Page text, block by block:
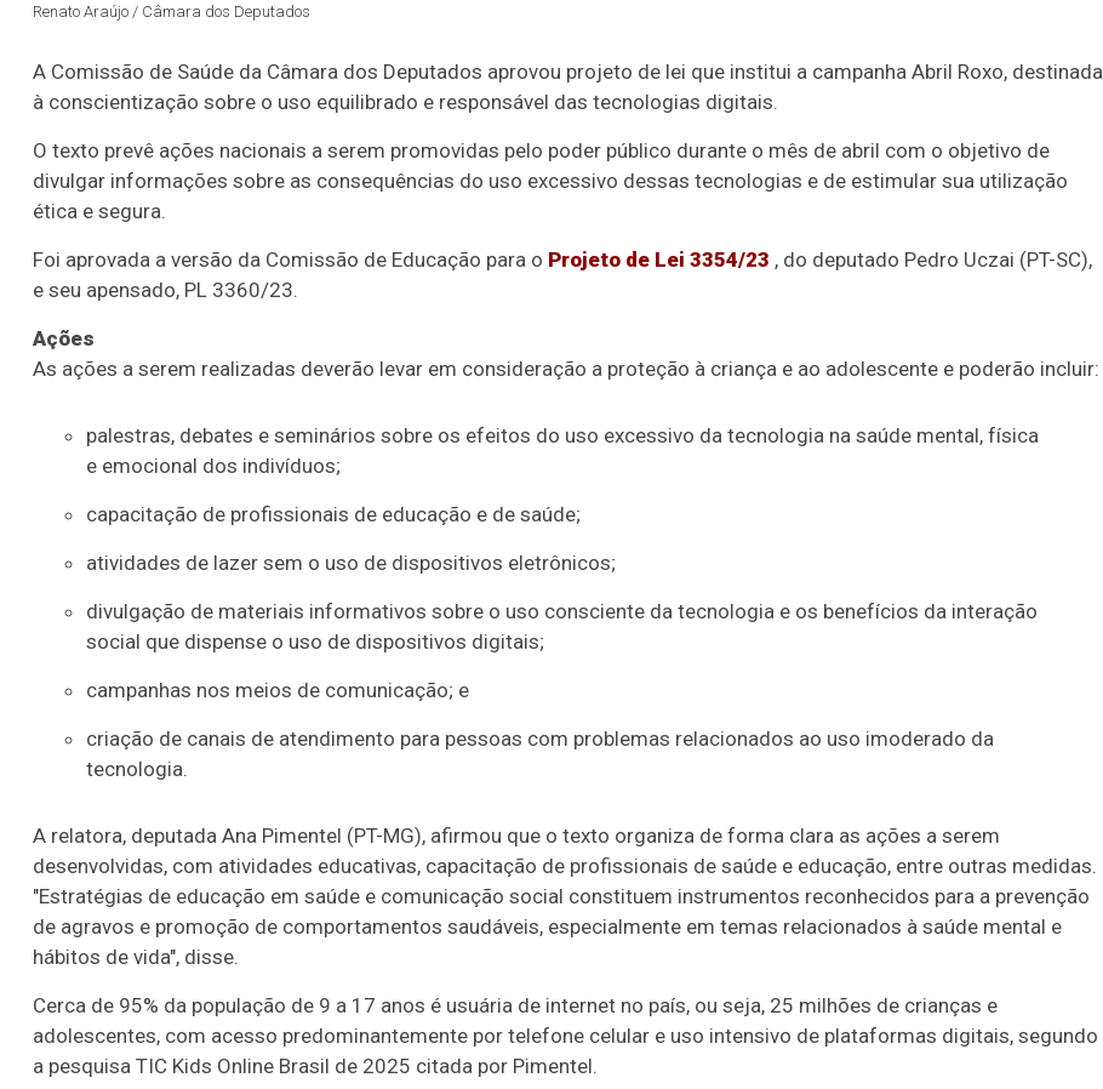
Renato Araújo / Câmara dos Deputados
A Comissão de Saúde da Câmara dos Deputados aprovou projeto de lei que institui a campanha Abril Roxo, destinada
à conscientização sobre o uso equilibrado e responsável das tecnologias digitais.
O texto prevê ações nacionais a serem promovidas pelo poder público durante o mês de abril com o objetivo de
divulgar informações sobre as consequências do uso excessivo dessas tecnologias e de estimular sua utilização
ética e segura.
Foi aprovada a versão da Comissão de Educação para o Projeto de Lei 3354/23 , do deputado Pedro Uczai (PT-SC),
e seu apensado, PL 3360/23.
Ações
As ações a serem realizadas deverão levar em consideração a proteção à criança e ao adolescente e poderão incluir:
palestras, debates e seminários sobre os efeitos do uso excessivo da tecnologia na saúde mental, física
e emocional dos indivíduos;
capacitação de profissionais de educação e de saúde;
atividades de lazer sem o uso de dispositivos eletrônicos;
divulgação de materiais informativos sobre o uso consciente da tecnologia e os benefícios da interação
social que dispense o uso de dispositivos digitais;
campanhas nos meios de comunicação; e
criação de canais de atendimento para pessoas com problemas relacionados ao uso imoderado da
tecnologia.
A relatora, deputada Ana Pimentel (PT-MG), afirmou que o texto organiza de forma clara as ações a serem
desenvolvidas, com atividades educativas, capacitação de profissionais de saúde e educação, entre outras medidas.
"Estratégias de educação em saúde e comunicação social constituem instrumentos reconhecidos para a prevenção
de agravos e promoção de comportamentos saudáveis, especialmente em temas relacionados à saúde mental e
hábitos de vida", disse.
Cerca de 95% da população de 9 a 17 anos é usuária de internet no país, ou seja, 25 milhões de crianças e
adolescentes, com acesso predominantemente por telefone celular e uso intensivo de plataformas digitais, segundo
a pesquisa TIC Kids Online Brasil de 2025 citada por Pimentel.